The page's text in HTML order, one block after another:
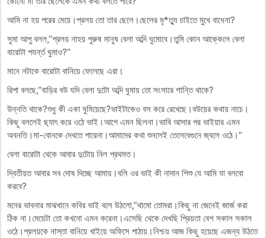
আমি না হয় পরের মেয়ে।প্রলয় তো তার ছেলে।ছেলের মৃ*ত্যু চাইতে মুখে বাধেনা?
সুমা আপু বলল,”প্রলয় নাহয় পুরুষ মানুষ বেলা অব্দি ঘুমোবে।তুমি কোন আক্কেলে বেলা
বারোটা পযর্ন্ত ঘুমাও?”
মানে নটাকে বারোটা বানিয়ে ফেলেছে এরা।
রিপা বলছে,”বাড়ির বউ যদি বেলা দুটো অব্দি ঘুমায় তো সংসারে শান্তি থাকে?
উন্নতি থাকে?শুধু কী একা ঘুমিয়েছে?ভাইটাকেও বস করে রেখেছে।বউয়ের কথায় নাচে।
কিছু বললেই ছ‍্যাৎ করে ওঠে ভাই।আগে এমন ছিলনা।ভাবি আসার পর ভাইয়ার এমন
অবনতি।মা-বোনকে দেখতে পারেনা।আমাদের কথা শুনলেই তেলেবেগুনে জ্বলে ওঠে।”
বেলা বারোটা থেকে আবার দুটোয় নিল প্রথমত।
দ্বিতীয়ত আবার সব দোষ দিচ্ছে আমায়।বলি ওর ভাই কী নাদান শিশু যে আমি যা বলবো
করবে?
মনের ভাবনার মাঝখানে কবির ভাই বলে উঠলো,”থামো তোমরা।কিছু না জেনেই জার্জ করা
ঠিক না।মেয়েটা তো কখনো এমন করেনা।এসেছি থেকে দেখছি প্রিয়তা বেশ সকাল সকাল
ওঠে।প্রলয়কে নাস্তা বানিয়ে খাইয়ে অফিসে পাঠায়।নিশ্চয় আজ কিছু হয়েছে এজন্য উঠতে